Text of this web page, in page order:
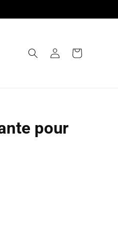
ConnexionPanier
pour